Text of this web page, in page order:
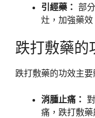
引經藥： 部
灶，加強藥效
跌打敷藥的
跌打敷藥的功效主要
消腫止痛：
痛，跌打敷